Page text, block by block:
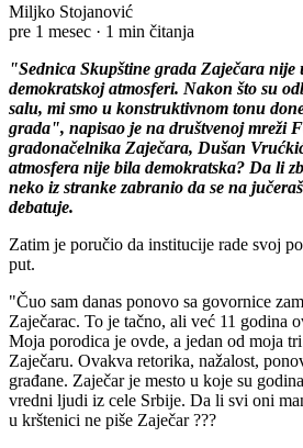
Miljko Stojanović
pre 1 mesec · 1 min čitanja
"Sednica Skupštine grada Zaječara nije
demokratskoj atmosferi. Nakon što su
salu, mi smo u konstruktivnom tonu
grada", napisao je na društvenoj mreži
gradonačelnika Zaječara, Dušan
atmosfera nije bila demokratska? Da li
neko iz stranke zabranio da se na
debatuje.
Zatim je poručio da institucije rade svoj
put.
​"Čuo sam danas ponovo sa govornice
Zaječarac. To je tačno, ali već 11 godina
Moja porodica je ovde, a jedan od moja
Zaječaru. Ovakva retorika, nažalost,
građane. Zaječar je mesto u koje su
vredni ljudi iz cele Srbije. Da li svi oni
u krštenici ne piše Zaječar ???